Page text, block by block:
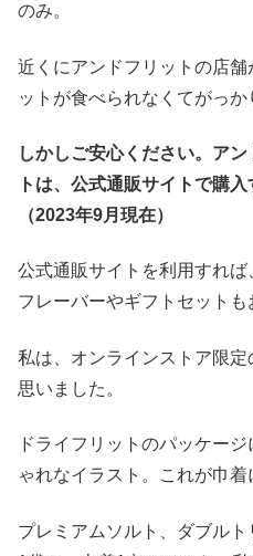
のみ。
近くにアンドフリットの店
ットが食べられなくてがっか
しかしご安心ください。ア
トは、公式通販サイトで購
（2023年9月現在）
公式通販サイトを利用すれ
フレーバーやギフトセットも
私は、オンラインストア限
思いました。
ドライフリットのパッケー
ゃれなイラスト。これが巾着
プレミアムソルト、ダブル